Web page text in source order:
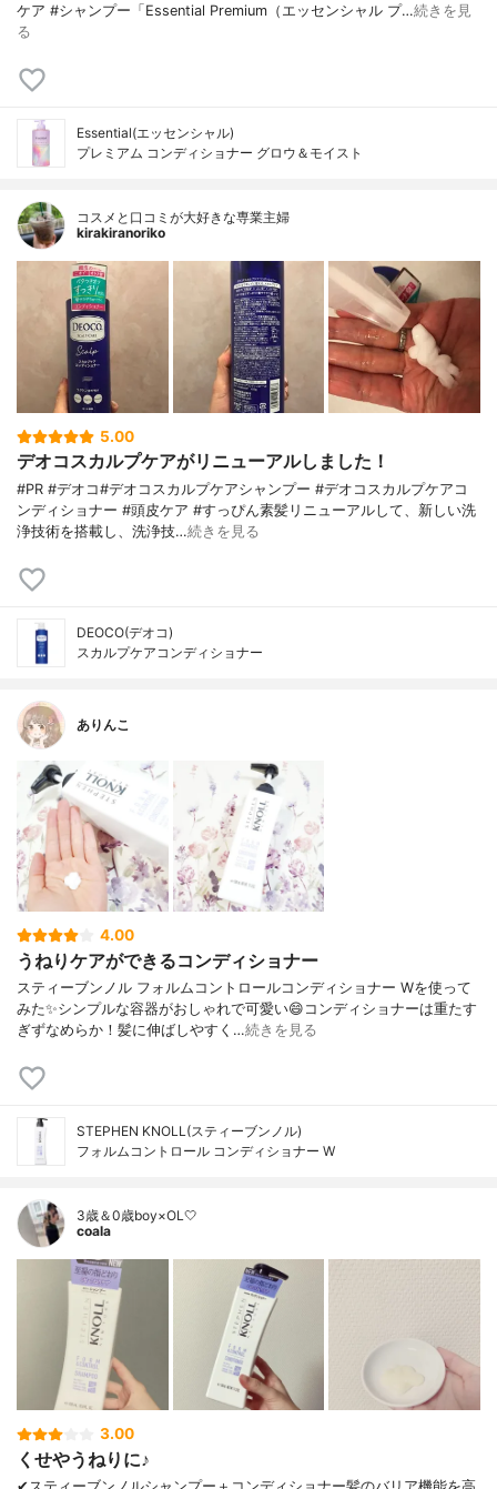
ケア #シャンプー「Essential Premium（エッセンシャル プ…続きを見
る
Essential(エッセンシャル)
プレミアム コンディショナー グロウ＆モイスト
コスメと口コミが大好きな専業主婦
kirakiranoriko
5.00
デオコスカルプケアがリニューアルしました！
#PR #デオコ#デオコスカルプケアシャンプー #デオコスカルプケアコ
ンディショナー #頭皮ケア #すっぴん素髪リニューアルして、新しい洗
浄技術を搭載し、洗浄技…続きを見る
DEOCO(デオコ)
スカルプケアコンディショナー
ありんこ
4.00
うねりケアができるコンディショナー
スティーブンノル フォルムコントロールコンディショナー Wを使って
みた✨シンプルな容器がおしゃれで可愛い😄コンディショナーは重たす
ぎずなめらか！髪に伸ばしやすく…続きを見る
STEPHEN KNOLL(スティーブンノル)
フォルムコントロール コンディショナー W
3歳＆0歳boy×OL🤍
coala
3.00
くせやうねりに♪